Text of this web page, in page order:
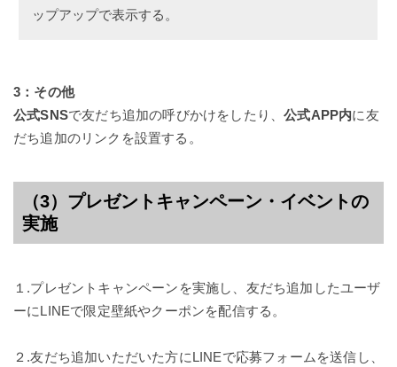
ップアップで表示する。
3：その他
公式SNSで友だち追加の呼びかけをしたり、公式APP内に友
だち追加のリンクを設置する。
（3）プレゼントキャンペーン・イベントの
実施
１.プレゼントキャンペーンを実施し、友だち追加したユーザ
ーにLINEで限定壁紙やクーポンを配信する。
２.友だち追加いただいた方にLINEで応募フォームを送信し、